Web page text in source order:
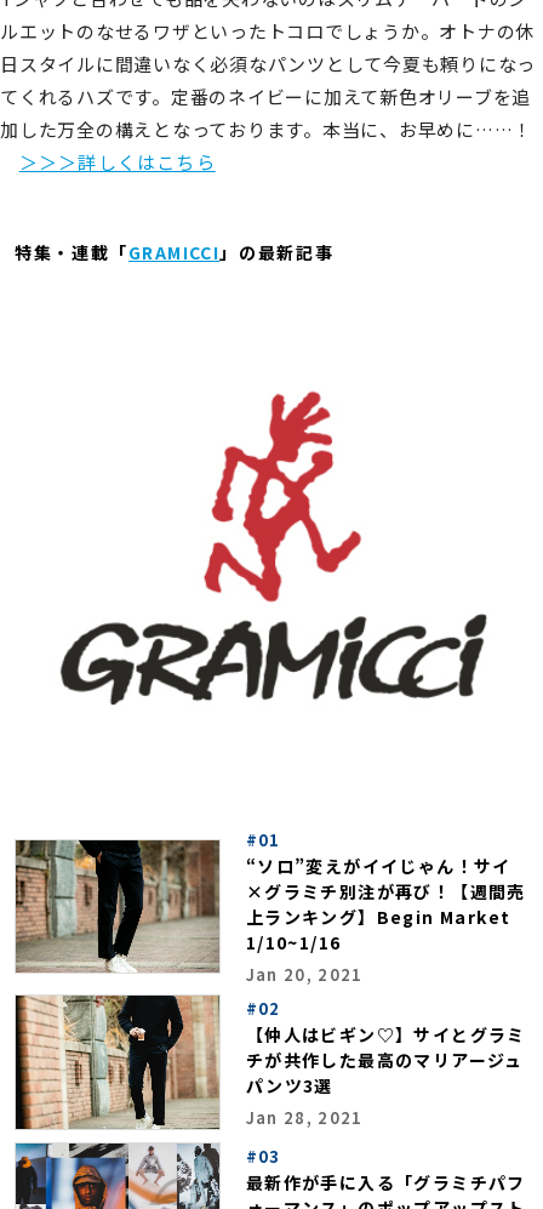
ルエットのなせるワザといったトコロでしょうか。オトナの休
日スタイルに間違いなく必須なパンツとして今夏も頼りになっ
てくれるハズです。定番のネイビーに加えて新色オリーブを追
加した万全の構えとなっております。本当に、お早めに……！
＞＞＞詳しくはこちら
特集・連載「GRAMICCI」の最新記事
#01
“ソロ”変えがイイじゃん！サイ
×グラミチ別注が再び！【週間売
上ランキング】Begin Market
1/10~1/16
Jan 20, 2021
#02
【仲人はビギン♡】サイとグラミ
チが共作した最高のマリアージュ
パンツ3選
Jan 28, 2021
#03
最新作が手に入る「グラミチパフ